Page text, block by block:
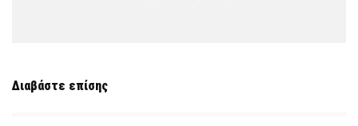
Διαβάστε επίσης